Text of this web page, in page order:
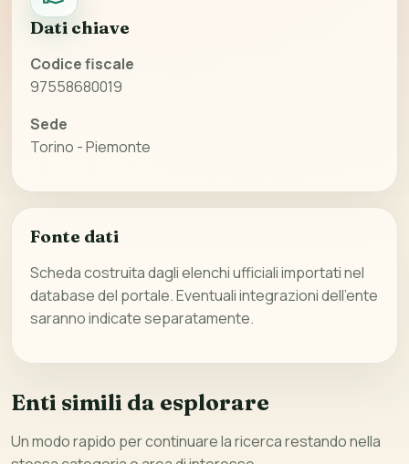
Dati chiave
Codice fiscale
97558680019
Sede
Torino - Piemonte
Fonte dati
Scheda costruita dagli elenchi ufficiali importati nel
database del portale. Eventuali integrazioni dell’ente
saranno indicate separatamente.
Enti simili da esplorare
Un modo rapido per continuare la ricerca restando nella